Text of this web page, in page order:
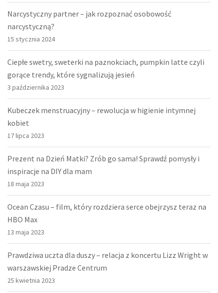
Narcystyczny partner – jak rozpoznać osobowość
narcystyczną?
15 stycznia 2024
Ciepłe swetry, sweterki na paznokciach, pumpkin latte czyli
gorące trendy, które sygnalizują jesień
3 października 2023
Kubeczek menstruacyjny – rewolucja w higienie intymnej
kobiet
17 lipca 2023
Prezent na Dzień Matki? Zrób go sama! Sprawdź pomysły i
inspiracje na DIY dla mam
18 maja 2023
Ocean Czasu – film, który rozdziera serce obejrzysz teraz na
HBO Max
13 maja 2023
Prawdziwa uczta dla duszy – relacja z koncertu Lizz Wright w
warszawskiej Pradze Centrum
25 kwietnia 2023